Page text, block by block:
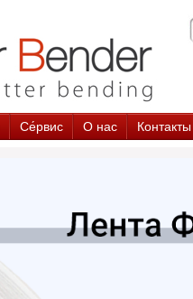
Cе́рвис О нас Контакты